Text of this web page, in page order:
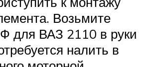
Возьмите
для ВАЗ 2110 в руки
налить в